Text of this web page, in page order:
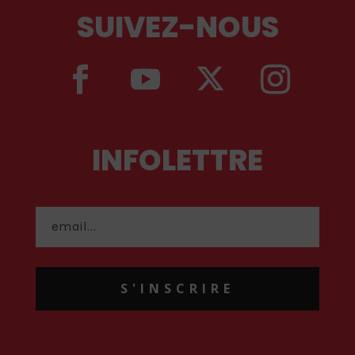
SUIVEZ-NOUS
INFOLETTRE
S'INSCRIRE